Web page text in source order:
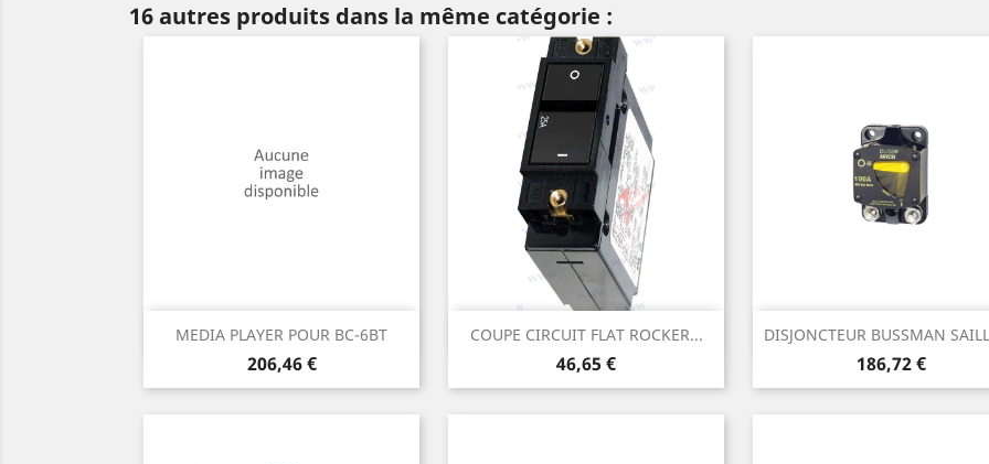
16 autres produits dans la même catégorie :
MEDIA PLAYER POUR BC-6BT
Prix
206,46 €
Aperçu rapide COUPE CIRCUIT FLAT ROCKER...
Prix
46,65 €
Aperçu rapide DISJONCTEUR BUSSMAN
Prix
186,72 €
Aperçu rapide